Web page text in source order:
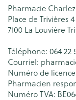
Pharmacie Charlez
Place de Trivières 4
7100 La Louvière
Téléphone: 064 22
Courriel:
Numéro de
Pharmacien
Numéro TVA: